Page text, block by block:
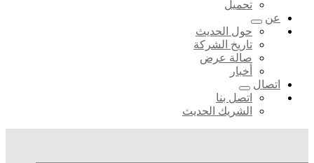
تحميل
عن
حول الحديث
تاريخ الشركة
صالة عرض
أخبار
اتصال
اتصل بنا
الشريك الحديث